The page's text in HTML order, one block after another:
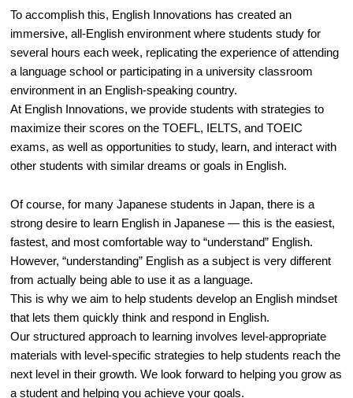
To accomplish this, English Innovations has created an
immersive, all-English environment where students study for
several hours each week, replicating the experience of attending
a language school or participating in a university classroom
environment in an English-speaking country.
At English Innovations, we provide students with strategies to
maximize their scores on the TOEFL, IELTS, and TOEIC
exams, as well as opportunities to study, learn, and interact with
other students with similar dreams or goals in English.
Of course, for many Japanese students in Japan, there is a
strong desire to learn English in Japanese — this is the easiest,
fastest, and most comfortable way to “understand” English.
However, “understanding” English as a subject is very different
from actually being able to use it as a language.
This is why we aim to help students develop an English mindset
that lets them quickly think and respond in English.
Our structured approach to learning involves level-appropriate
materials with level-specific strategies to help students reach the
next level in their growth. We look forward to helping you grow as
a student and helping you achieve your goals.